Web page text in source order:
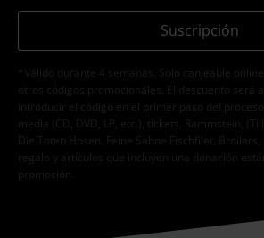
Suscripción
*Válido durante 4 semanas. Solo canjeable
otros códigos promocionales. El descuento será
introducir el código en el primer paso del
media (CD, DVD, LP, etc.), tickets, Rammstein,
Die Toten Hosen, Feine Sahne Fischfilet, Broilers,
regalo y artículos que incluyen una donación
promoción.